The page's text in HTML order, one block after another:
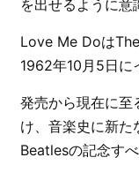
を出せるように意
Love Me Doは
1962年10月5日に
発売から現在に至
け、音楽史に新た
Beatlesの記念す